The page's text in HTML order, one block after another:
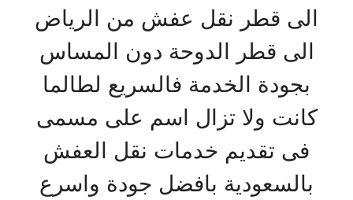
الى قطر نقل عفش من الرياض
الى قطر الدوحة دون المساس
بجودة الخدمة فالسريع لطالما
كانت ولا تزال اسم على مسمى
فى تقديم خدمات نقل العفش
بالسعودية بافضل جودة واسرع